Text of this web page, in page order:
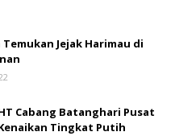
Jejak Harimau di
Cabang Batanghari Pusat
Tingkat Putih